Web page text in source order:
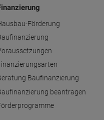
Förderung
Baufinanzierung
beantragen